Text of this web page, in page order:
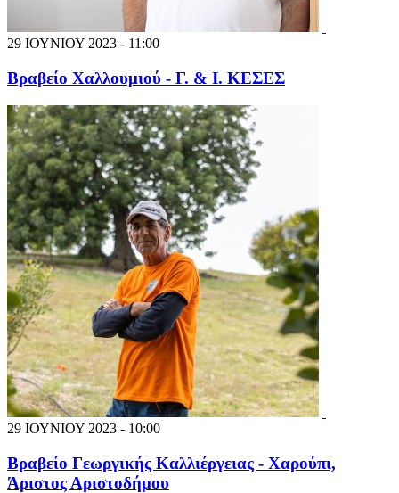
29 ΙΟΥΝΙΟΥ 2023 - 11:00
Βραβείο Χαλλουμιού - Γ. & Ι. ΚΕΣΕΣ
29 ΙΟΥΝΙΟΥ 2023 - 10:00
Βραβείο Γεωργικής Καλλιέργειας - Χαρούπι,
Άριστος Αριστοδήμου